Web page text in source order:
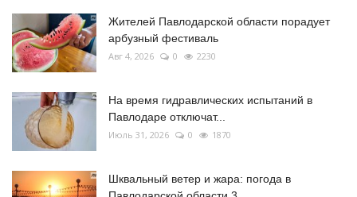
Жителей Павлодарской области порадует
арбузный фестиваль
Авг 4, 2026 0 2230
На время гидравлических испытаний в
Павлодаре отключат...
Июль 31, 2026 0 1870
Шквальный ветер и жара: погода в